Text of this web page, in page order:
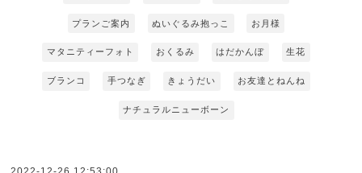
プランご案内 ぬいぐるみ抱っこ お月様
マタニティーフォト おくるみ はだかんぼ 生花
ブランコ 手つなぎ きょうだい お友達とねんね
ナチュラルニューボーン